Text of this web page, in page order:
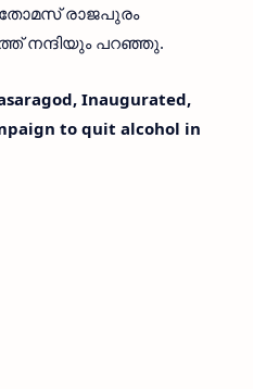
തോമസ് രാജപുരം
നന്ദിയും പറഞ്ഞു.
Inaugurated,
to quit alcohol in